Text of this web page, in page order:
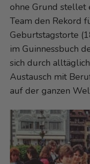
ohne Grund stellet
Team den Rekord
Geburtstagstorte
im Guinnessbuch
sich durch
Austausch mit
auf der ganzen